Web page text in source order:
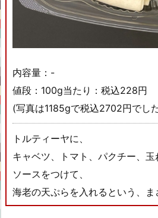
内容量：-
値段：100g当たり：税込228円
(写真は1185gで税込2702円でし
トルティーヤに、
キャベツ、トマト、パクチー、
ソースをつけて、
海老の天ぷらを入れるという、ま